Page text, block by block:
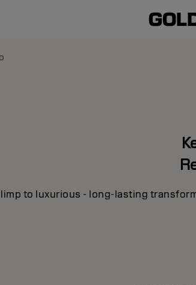
limp to luxurious - long-lasting